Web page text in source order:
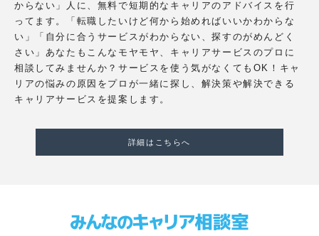
からない」人に、無料で短期的なキャリアのアドバイスを行
ってます。「転職したいけど何から始めればいいかわからな
い」「自分に合うサービスがわからない、探すのがめんどく
さい」あなたもこんなモヤモヤ、キャリアサービスのプロに
相談してみませんか？サービスを使う気がなくてもOK！キャ
リアの悩みの原因をプロが一緒に探し、解決策や解決できる
キャリアサービスを提案します。
詳細はこちらへ